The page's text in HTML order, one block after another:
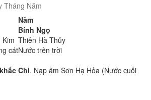
Tháng Năm
Năm
Bính Ngọ
Kim Thiên Hà Thủy
cátNước trên trời
Chi. Nạp âm Sơn Hạ Hỏa (Nước cuối